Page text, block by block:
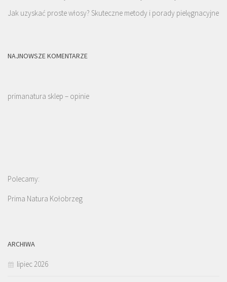
Jak uzyskać proste włosy? Skuteczne metody i porady pielęgnacyjne
NAJNOWSZE KOMENTARZE
primanatura sklep – opinie
Polecamy:
Prima Natura Kołobrzeg
ARCHIWA
lipiec 2026